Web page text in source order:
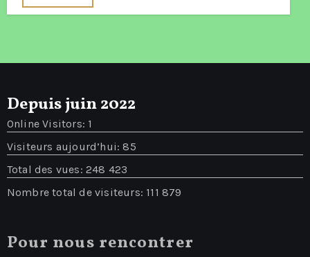
Depuis juin 2022
Online Visitors: 1
Visiteurs aujourd’hui:85
Total des vues: 248 423
Nombre total de visiteurs: 111 879
Pour nous rencontrer